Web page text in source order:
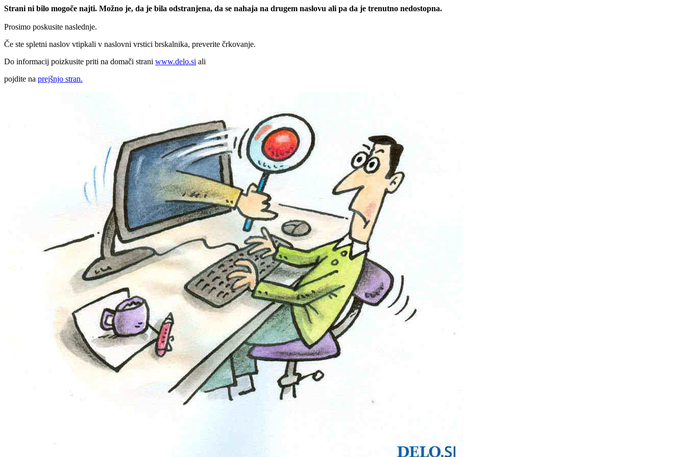
Strani ni bilo mogoče najti. Možno je, da je bila odstranjena, da se nahaja na drugem naslovu ali pa da je trenutno nedostopna.
Prosimo poskusite naslednje.
Če ste spletni naslov vtipkali v naslovni vrstici brskalnika, preverite črkovanje.
Do informacij poizkusite priti na domači strani www.delo.si ali
pojdite na prejšnjo stran.